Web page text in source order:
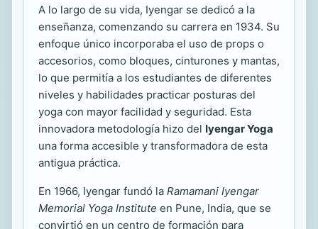
A lo largo de su vida, Iyengar se dedicó a la
enseñanza, comenzando su carrera en 1934. Su
enfoque único incorporaba el uso de props o
accesorios, como bloques, cinturones y mantas,
lo que permitía a los estudiantes de diferentes
niveles y habilidades practicar posturas del
yoga con mayor facilidad y seguridad. Esta
innovadora metodología hizo del Iyengar Yoga
una forma accesible y transformadora de esta
antigua práctica.
En 1966, Iyengar fundó la Ramamani Iyengar
Memorial Yoga Institute en Pune, India, que se
convirtió en un centro de formación para